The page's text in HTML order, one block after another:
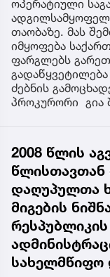
ოპერატიული
თაობაზე. მას
იმყოფება
ფარგლებს
ძებნის
პროკურორი გია
2008 წლის
წლისთავთან
დაღუპულთა
მიგების
სახელმწიფო